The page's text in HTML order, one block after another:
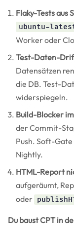
Flaky-Tests aus
ubuntu-
Worker oder
Test-Daten-
Datensätzen
die DB. Test-
widerspiegeln.
Build-Blocker
der Commit-
Push. Soft-
Nightly.
HTML-Report
aufgeräumt,
oder
Du baust CPT in